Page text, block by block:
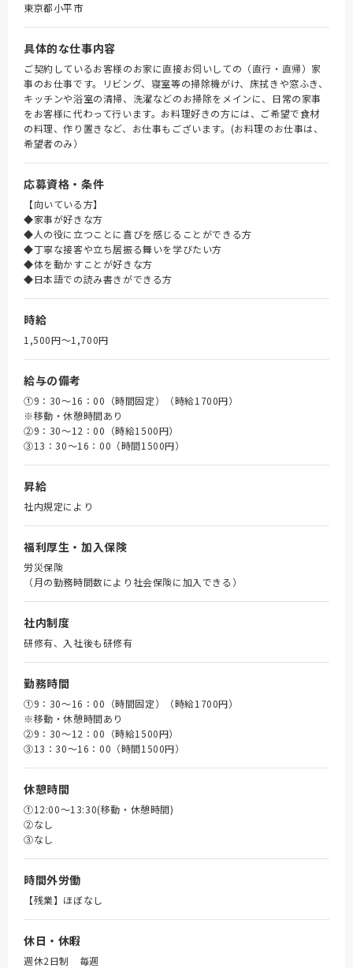
東京都小平市
具体的な仕事内容
ご契約しているお客様のお家に直接お伺いしての（直行・直帰）家
事のお仕事です。リビング、寝室等の掃除機がけ、床拭きや窓ふき、
キッチンや浴室の清掃、洗濯などのお掃除をメインに、日常の家事
をお客様に代わって行います。お料理好きの方には、ご希望で食材
の料理、作り置きなど、お仕事もございます。(お料理のお仕事は、
希望者のみ）
応募資格・条件
【向いている方】
◆家事が好きな方
◆人の役に立つことに喜びを感じることができる方
◆丁寧な接客や立ち居振る舞いを学びたい方
◆体を動かすことが好きな方
◆日本語での読み書きができる方
時給
1,500円〜1,700円
給与の備考
①9：30～16：00（時間固定）（時給1700円）
※移動・休憩時間あり
➁9：30～12：00（時給1500円）
③13：30～16：00（時間1500円）
昇給
社内規定により
福利厚生・加入保険
労災保険
（月の勤務時間数により社会保険に加入できる）
社内制度
研修有、入社後も研修有
勤務時間
①9：30～16：00（時間固定）（時給1700円）
※移動・休憩時間あり
➁9：30～12：00（時給1500円）
③13：30～16：00（時間1500円）
休憩時間
①12:00～13:30(移動・休憩時間)
➁なし
③なし
時間外労働
【残業】ほぼなし
休日・休暇
週休2日制 毎週